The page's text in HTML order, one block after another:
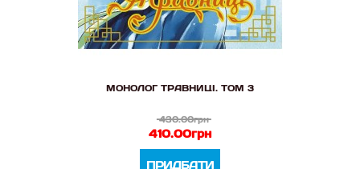
МОНОЛОГ ТРАВНИЦІ. ТОМ 3
430.00грн
410.00грн
ПРИДБАТИ